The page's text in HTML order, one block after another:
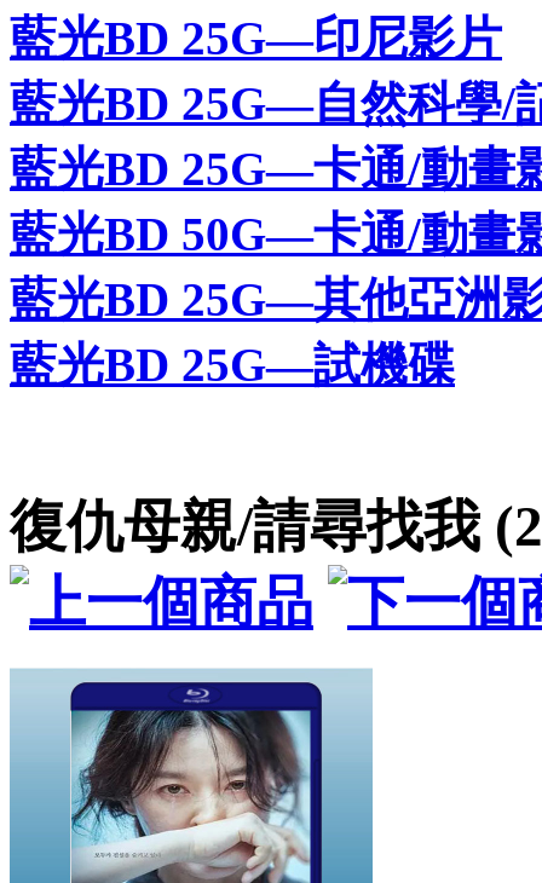
藍光BD 25G—印尼影片
藍光BD 25G—自然科學/
藍光BD 25G—卡通/動畫
藍光BD 50G—卡通/動畫
藍光BD 25G—其他亞洲
藍光BD 25G—試機碟
復仇母親/請尋找我